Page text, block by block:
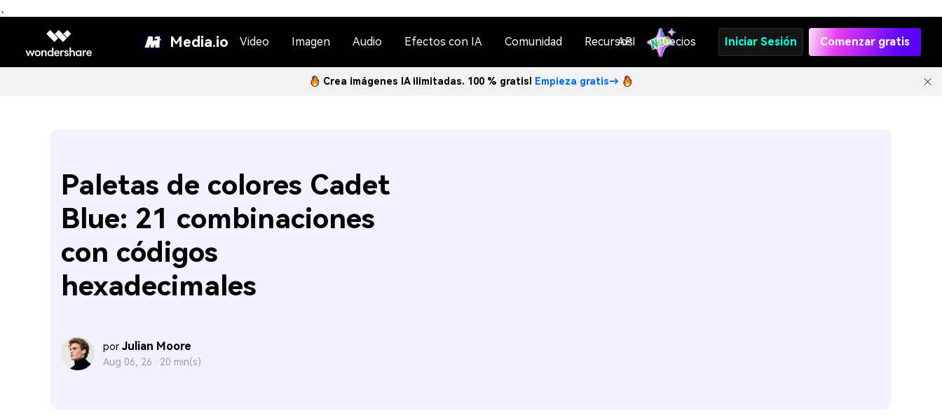
、
Media.io Video Imagen Audio Efectos con IA Comunidad Recursos
API Precios Iniciar Sesión Comenzar gratis
Crea imágenes IA ilimitadas. 100 % gratis! Empieza gratis→
Paletas de colores Cadet
Blue: 21 combinaciones
con códigos
hexadecimales
por Julian Moore
Aug 06, 26 · 20 min(s)